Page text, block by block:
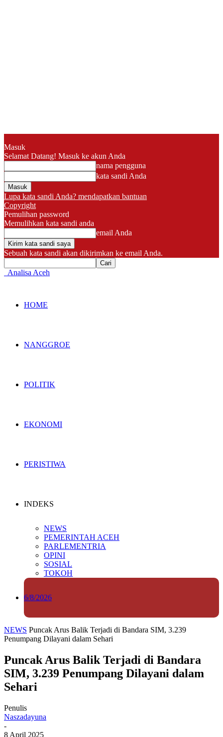
Masuk
Selamat Datang! Masuk ke akun Anda
nama pengguna
kata sandi Anda
Lupa kata sandi Anda? mendapatkan bantuan
Copyright
Pemulihan password
Memulihkan kata sandi anda
email Anda
Sebuah kata sandi akan dikirimkan ke email Anda.
Analisa Aceh
HOME
NANGGROE
POLITIK
EKONOMI
PERISTIWA
INDEKS
NEWS
PEMERINTAH ACEH
PARLEMENTRIA
OPINI
SOSIAL
TOKOH
6/8/2026
NEWS Puncak Arus Balik Terjadi di Bandara SIM, 3.239
Penumpang Dilayani dalam Sehari
Puncak Arus Balik Terjadi di Bandara
SIM, 3.239 Penumpang Dilayani dalam
Sehari
Penulis
Naszadayuna
-
8 April 2025